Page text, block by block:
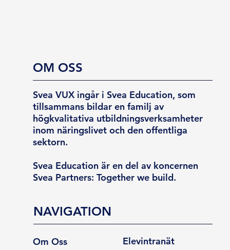
OM OSS
Svea VUX ingår i Svea Education, som
tillsammans bildar en familj av
högkvalitativa utbildningsverksamheter
inom näringslivet och den offentliga
sektorn.
Svea Education är en del av koncernen
Svea Partners: Together we build.
NAVIGATION
Om Oss Elevintranät